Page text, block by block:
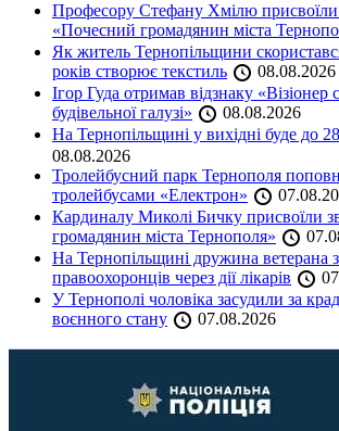
Професору Стефану Хмілю присвоїли
«Почесний громадянин міста
Як житель Тернопільщини
років створює текстиль
08.08.2026
Ігор Гуда отримав відзнаку «Візіонер
будівельної галузі»
08.08.2026
На Тернопільщині у вихідні буде до
08.08.2026
Тролейбусний парк Тернополя
тролейбусами «Електрон»
Кардиналу Миколі Бичку присвоїли
громадянин міста Тернополя»
На Тернопільщині дружина ветерана
правоохоронців через дії лікарів
У Тернополі чоловіка засудили за
воєнного стану
07.08.2026